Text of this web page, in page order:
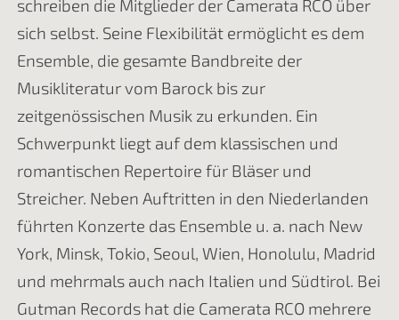
schreiben die Mitglieder der Camerata RCO über
sich selbst. Seine Flexibilität ermöglicht es dem
Ensemble, die gesamte Bandbreite der
Musikliteratur vom Barock bis zur
zeitgenössischen Musik zu erkunden. Ein
Schwerpunkt liegt auf dem klassischen und
romantischen Repertoire für Bläser und
Streicher. Neben Auftritten in den Niederlanden
führten Konzerte das Ensemble u. a. nach New
York, Minsk, Tokio, Seoul, Wien, Honolulu, Madrid
und mehrmals auch nach Italien und Südtirol. Bei
Gutman Records hat die Camerata RCO mehrere